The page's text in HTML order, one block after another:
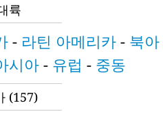
륙
- 라틴 아메리카- 북아
시아 - 유럽 - 중동
(157)